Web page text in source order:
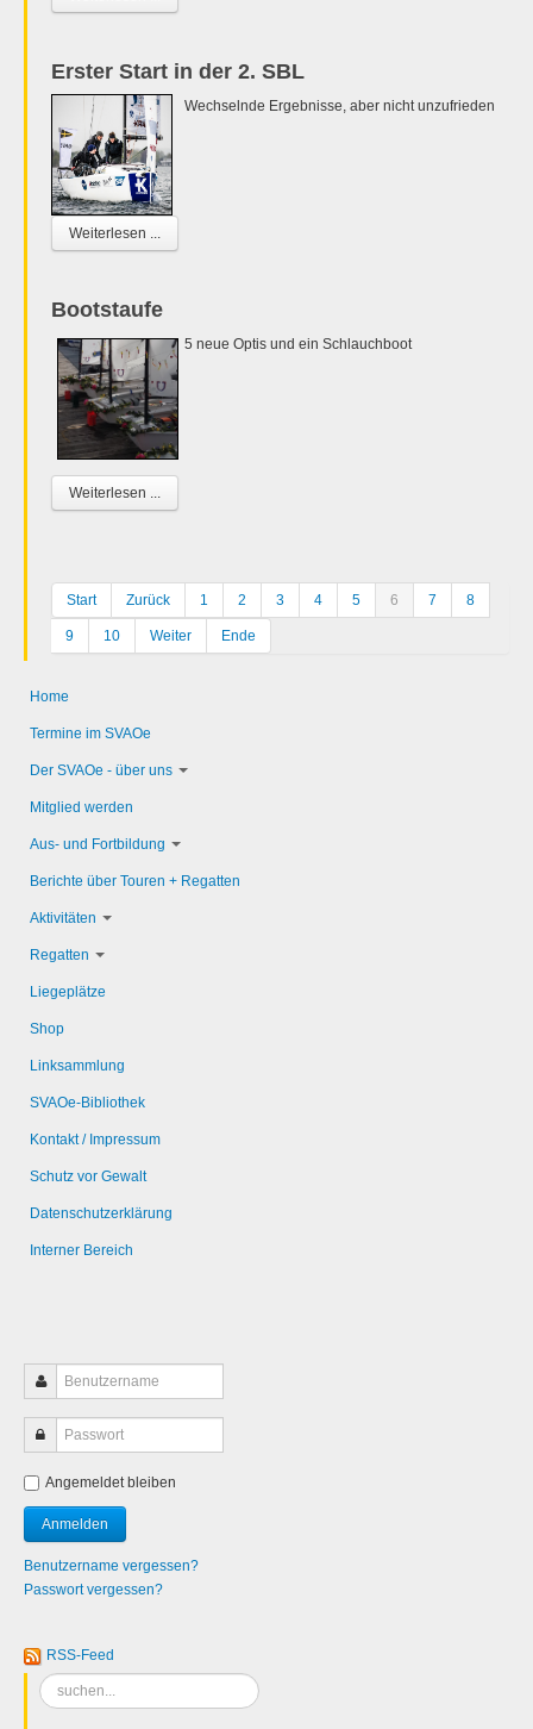
Erster Start in der 2. SBL
Wechselnde Ergebnisse, aber nicht unzufrieden
Weiterlesen ...
Bootstaufe
5 neue Optis und ein Schlauchboot
Weiterlesen ...
Start Zurück 1 2 3 4 5 6 7 8
9 10 Weiter Ende
Home
Termine im SVAOe
Der SVAOe - über uns
Mitglied werden
Aus- und Fortbildung
Berichte über Touren + Regatten
Aktivitäten
Regatten
Liegeplätze
Shop
Linksammlung
SVAOe-Bibliothek
Kontakt / Impressum
Schutz vor Gewalt
Datenschutzerklärung
Interner Bereich
Angemeldet bleiben
Benutzername vergessen?
Passwort vergessen?
RSS-Feed
Suchen
...